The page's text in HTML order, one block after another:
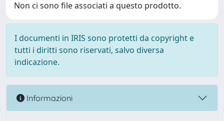
Non ci sono file associati a questo prodotto.
I documenti in IRIS sono protetti da copyright e
tutti i diritti sono riservati, salvo diversa
indicazione.
Informazioni